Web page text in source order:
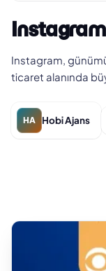
Instagram,
ticaret alanında
HA Hobi Ajans